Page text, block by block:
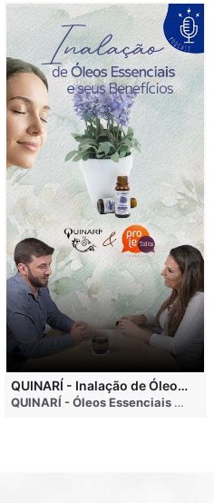
• 3 weeks ago
QUINARÍ - Inalação de Óleos Essenciais e Seus Benefícios
QUINARÍ - Óleos Essenciais e Aromaterapia